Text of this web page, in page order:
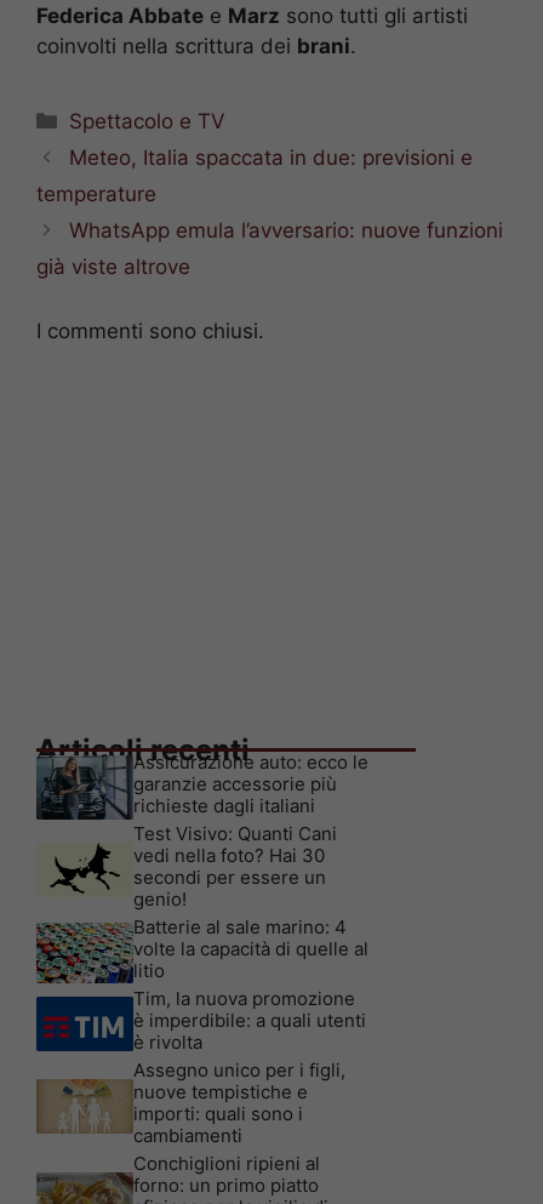
Federica Abbate e Marz sono tutti gli artisti
coinvolti nella scrittura dei brani.
Categorie
Spettacolo e TV
Meteo, Italia spaccata in due: previsioni e
temperature
WhatsApp emula l’avversario: nuove funzioni
già viste altrove
I commenti sono chiusi.
Articoli recenti
Assicurazione auto: ecco le
garanzie accessorie più
richieste dagli italiani
Test Visivo: Quanti Cani
vedi nella foto? Hai 30
secondi per essere un
genio!
Batterie al sale marino: 4
volte la capacità di quelle al
litio
Tim, la nuova promozione
è imperdibile: a quali utenti
è rivolta
Assegno unico per i figli,
nuove tempistiche e
importi: quali sono i
cambiamenti
Conchiglioni ripieni al
forno: un primo piatto